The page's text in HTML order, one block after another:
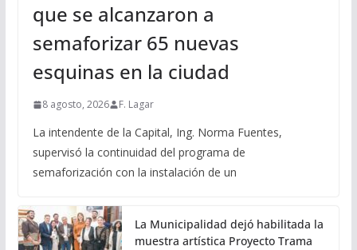
que se alcanzaron a
semaforizar 65 nuevas
esquinas en la ciudad
8 agosto, 2026 F. Lagar
La intendente de la Capital, Ing. Norma Fuentes,
supervisó la continuidad del programa de
semaforización con la instalación de un
La Municipalidad dejó habilitada la
muestra artística Proyecto Trama